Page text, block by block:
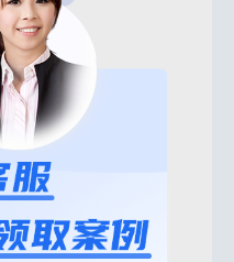
哪个好
管理系统
容行业店务管理系统
私人诊所病历系统